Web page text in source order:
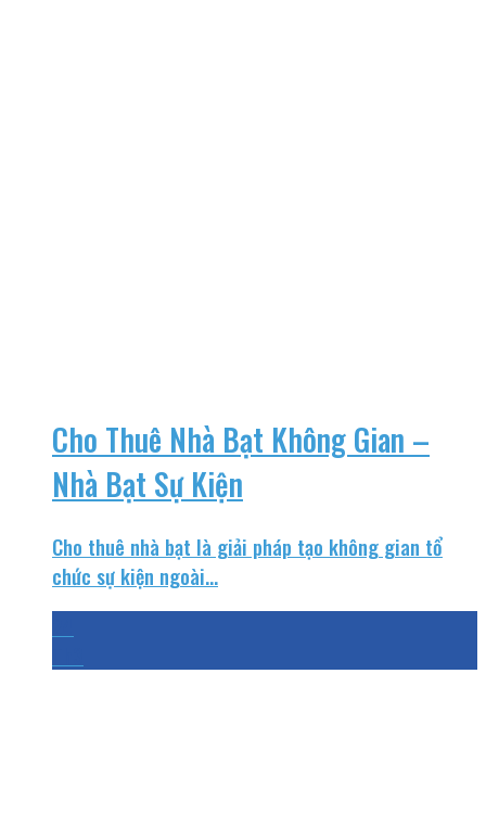
Cho Thuê Nhà Bạt Không Gian –
Nhà Bạt Sự Kiện
Cho thuê nhà bạt là giải pháp tạo không gian tổ
chức sự kiện ngoài...